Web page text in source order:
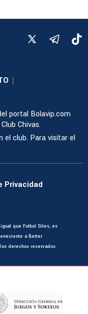
|
portal Bolavip.com
Chivas.
el club. Para visitar el
Privacidad
que Futbol Sites, es
a Better
derechos reservados.